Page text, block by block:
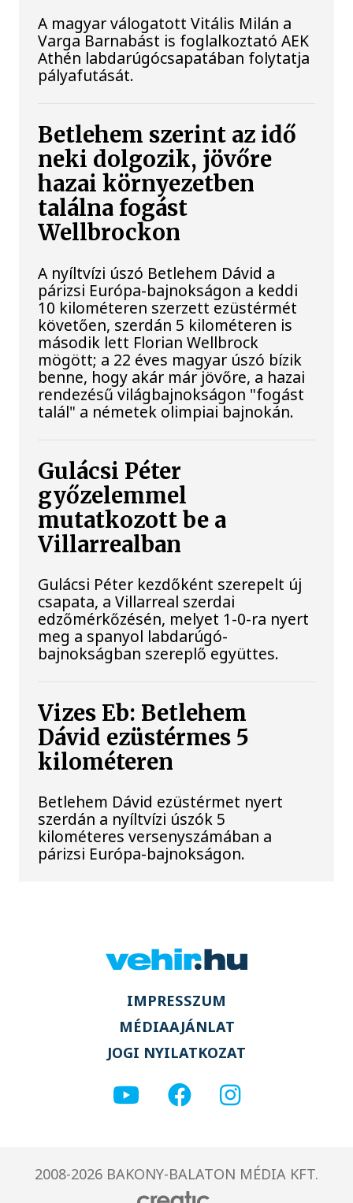
A magyar válogatott Vitális Milán a
Varga Barnabást is foglalkoztató AEK
Athén labdarúgócsapatában folytatja
pályafutását.
Betlehem szerint az idő
neki dolgozik, jövőre
hazai környezetben
találna fogást
Wellbrockon
A nyíltvízi úszó Betlehem Dávid a
párizsi Európa-bajnokságon a keddi
10 kilométeren szerzett ezüstérmét
követően, szerdán 5 kilométeren is
második lett Florian Wellbrock
mögött; a 22 éves magyar úszó bízik
benne, hogy akár már jövőre, a hazai
rendezésű világbajnokságon "fogást
talál" a németek olimpiai bajnokán.
Gulácsi Péter
győzelemmel
mutatkozott be a
Villarrealban
Gulácsi Péter kezdőként szerepelt új
csapata, a Villarreal szerdai
edzőmérkőzésén, melyet 1-0-ra nyert
meg a spanyol labdarúgó-
bajnokságban szereplő együttes.
Vizes Eb: Betlehem
Dávid ezüstérmes 5
kilométeren
Betlehem Dávid ezüstérmet nyert
szerdán a nyíltvízi úszók 5
kilométeres versenyszámában a
párizsi Európa-bajnokságon.
IMPRESSZUM
MÉDIAAJÁNLAT
JOGI NYILATKOZAT
2008-2026 BAKONY-BALATON MÉDIA KFT.